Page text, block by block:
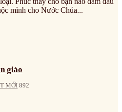
mình cho Nước Chúa...
giáo
MỚI 892